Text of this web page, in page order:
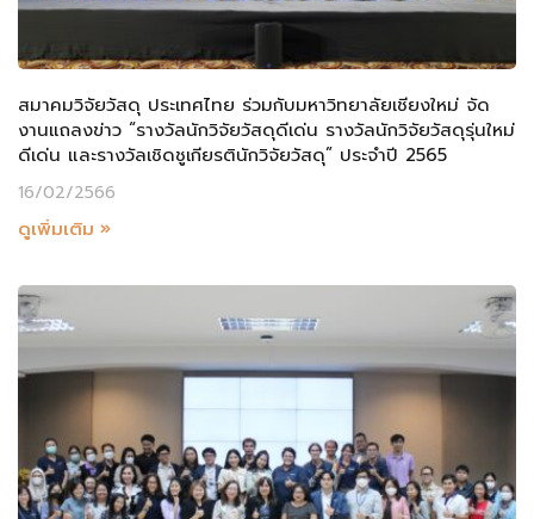
สมาคมวิจัยวัสดุ ประเทศไทย ร่วมกับมหาวิทยาลัยเชียงใหม่ จัด
งานแถลงข่าว “รางวัลนักวิจัยวัสดุดีเด่น รางวัลนักวิจัยวัสดุรุ่นใหม่
ดีเด่น และรางวัลเชิดชูเกียรตินักวิจัยวัสดุ” ประจำปี 2565
16/02/2566
ดูเพิ่มเติม »